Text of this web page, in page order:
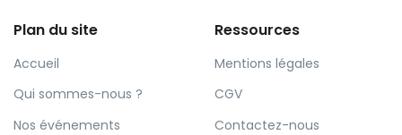
Plan du site
Accueil
Qui sommes-nous ?
Nos événements
Ressources
Mentions légales
CGV
Contactez-nous